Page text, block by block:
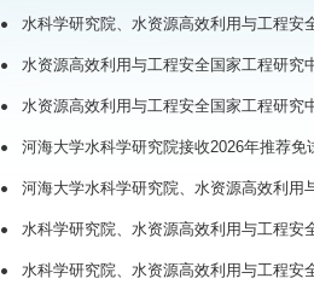
水科学研究院、水资源高效利用与工程安
水资源高效利用与工程安全国家工程研究
水资源高效利用与工程安全国家工程研究
河海大学水科学研究院接收2026年推荐
河海大学水科学研究院、水资源高效利用
水科学研究院、水资源高效利用与工程安
水科学研究院、水资源高效利用与工程安